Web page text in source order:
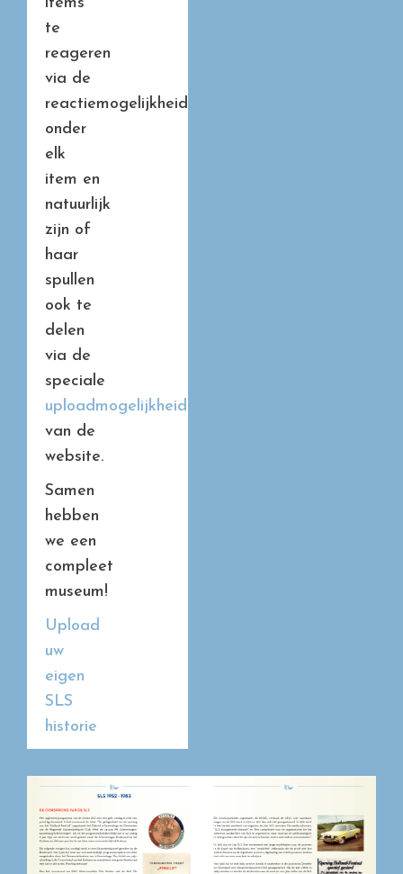
te
reageren
via de
reactiemogelijkheid
onder
elk
item en
natuurlijk
zijn of
haar
spullen
ook te
delen
via de
speciale
uploadmogelijkheid
van de
website.
Samen
hebben
we een
compleet
museum!
Upload
uw
eigen
SLS
historie